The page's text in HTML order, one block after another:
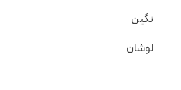
نگین
لوشان